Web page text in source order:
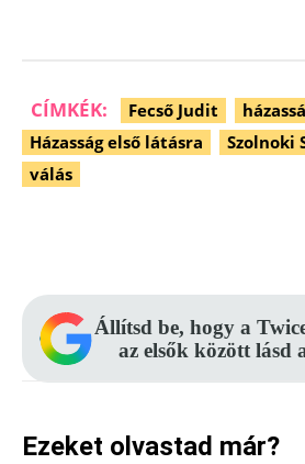
CÍMKÉK: Fecső Judit
Házasság első látásra
Szolnoki
válás
Állítsd be, hogy a
az elsők között lásd
Ezeket olvastad már?